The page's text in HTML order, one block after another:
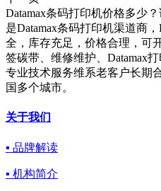
Datamax条码打印机价格多少
是Datamax条码打印机渠道商
全，库存充足，价格合理，可
签碳带、维修维护、Datamax
专业技术服务维系老客户长期
国多个城市。
关于我们
▪ 品牌解读
▪ 机构简介